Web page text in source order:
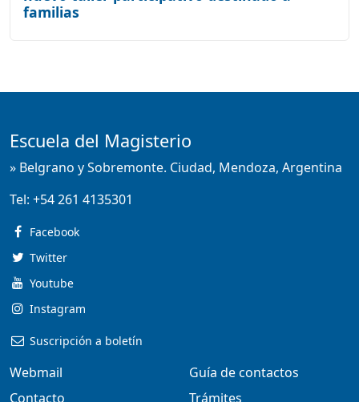
familias
Escuela del Magisterio
» Belgrano y Sobremonte. Ciudad, Mendoza, Argentina
Tel: +54 261 4135301
Facebook
Twitter
Youtube
Instagram
Suscripción a boletín
Webmail
Contacto
Guía de contactos
Trámites